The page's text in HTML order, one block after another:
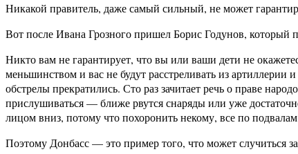
Никакой правитель, даже самый сильный, не может
Вот после Ивана Грозного пришел Борис Годунов,
Никто вам не гарантирует, что вы или ваши дети не
меньшинством и вас не будут расстреливать из
обстрелы прекратились. Сто раз зачитает речь о праве
прислушиваться — ближе рвутся снаряды или уже
лицом вниз, потому что похоронить некому, все по
Поэтому Донбасс — это пример того, что может случиться